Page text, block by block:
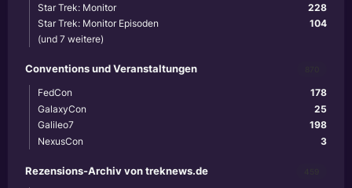
228
Star Trek: Monitor
104
Star Trek: Monitor Episoden
(und 7 weitere)
Conventions und Veranstaltungen
178
FedCon
25
GalaxyCon
198
Galileo7
3
NexusCon
Rezensions-Archiv von treknews.de